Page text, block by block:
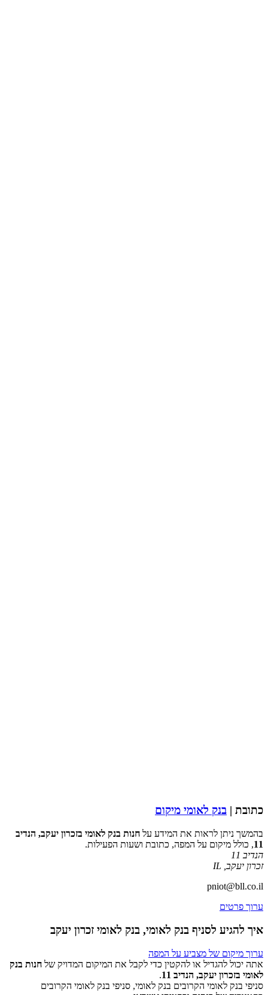
כתובת | בנק לאומי מיקום
בהמשך ניתן לראות את המידע על חנות בנק לאומי בזכרון יעקב, הנדיב
11, כולל מיקום על המפה, כתובת ושעות הפעילות.
הנדיב 11
זכרון יעקב IL
pniot@bll.co.il
ערוך פרטים
איך להגיע לסניף בנק לאומי, בנק לאומי זכרון יעקב
‏דף זה לא יכול לטעון את מפות Google כראוי.
ערוך מיקום של מצביע על המפה
אתה יכול להגדיל או להקטין כדי לקבל את המיקום המדויק של חנות בנק
לאומי בזכרון יעקב, הנדיב 11
.
סניפי בנק לאומי הקרובים בנק לאומי, סניפי בנק לאומי הקרובים